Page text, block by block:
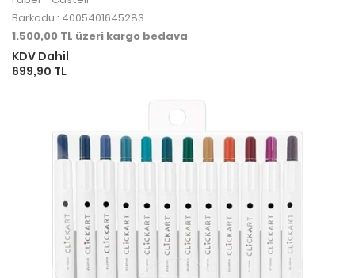
Barkodu : 4005401645283
1.500,00 TL üzeri kargo bedava
KDV Dahil
699,90 TL